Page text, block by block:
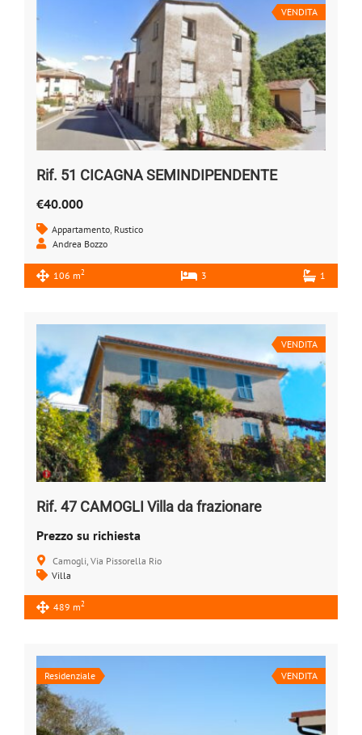
VENDITA
Rif. 51 CICAGNA SEMINDIPENDENTE
€40.000
Appartamento Rustico
Andrea Bozzo
106 m2 3 1
VENDITA
Rif. 47 CAMOGLI Villa da frazionare
Prezzo su richiesta
Camogli, Via Pissorella Rio
Villa
489 m2
Residenziale VENDITA